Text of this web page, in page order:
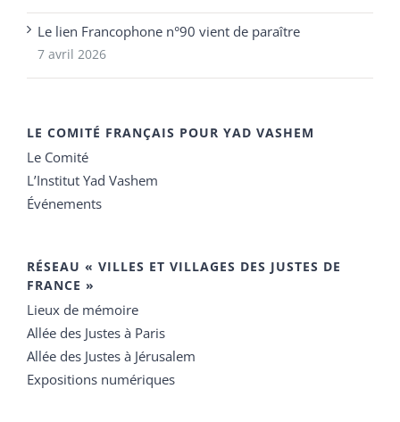
Le lien Francophone n°90 vient de paraître
7 avril 2026
LE COMITÉ FRANÇAIS POUR YAD VASHEM
Le Comité
L’Institut Yad Vashem
Événements
RÉSEAU « VILLES ET VILLAGES DES JUSTES DE
FRANCE »
Lieux de mémoire
Allée des Justes à Paris
Allée des Justes à Jérusalem
Expositions numériques